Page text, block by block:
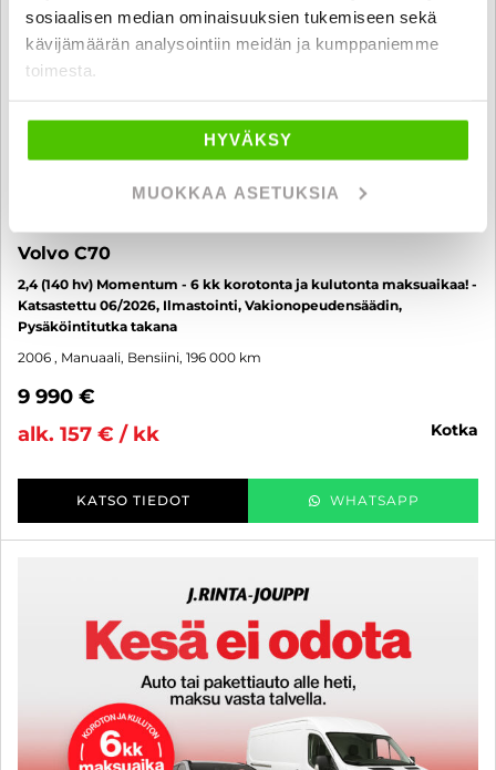
sosiaalisen median ominaisuuksien tukemiseen sekä
kävijämäärän analysointiin meidän ja kumppaniemme
toimesta.
HYVÄKSY
MUOKKAA ASETUKSIA
Volvo C70
2,4 (140 hv) Momentum - 6 kk korotonta ja kulutonta maksuaikaa! -
Katsastettu 06/2026, Ilmastointi, Vakionopeudensäädin,
Pysäköintitutka takana
2006 , Manuaali, Bensiini, 196 000 km
9 990 €
alk. 157 € / kk
kotka
KATSO TIEDOT WHATSAPP